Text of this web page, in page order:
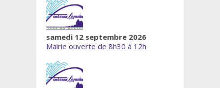
samedi 12 septembre 2026
Mairie ouverte de 8h30 à 12h